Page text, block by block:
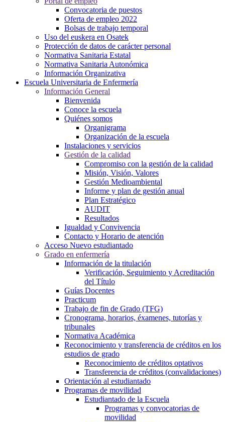
Convocatoria de puestos
Oferta de empleo 2022
Bolsas de trabajo temporal
Uso del euskera en Osatek
Protección de datos de carácter personal
Normativa Sanitaria Estatal
Normativa Sanitaria Autonómica
Información Organizativa
Escuela Universitaria de Enfermería
Información General
Bienvenida
Conoce la escuela
Quiénes somos
Organigrama
Organización de la escuela
Instalaciones y servicios
Gestión de la calidad
Compromiso con la gestión de la calidad
Misión, Visión, Valores
Gestión Medioambiental
Informe y plan de gestión anual
Plan Estratégico
AUDIT
Resultados
Igualdad y Convivencia
Contacto y Horario de atención
Acceso Nuevo estudiantado
Grado en enfermería
Información de la titulación
Verificación, Seguimiento y Acreditación
del Título
Guías Docentes
Practicum
Trabajo de fin de Grado (TFG)
Cronograma, horarios, éxamenes, tutorías y
tribunales
Normativa Académica
Reconocimiento y transferencia de créditos en los
estudios de grado
Reconocimiento de créditos optativos
Transferencia de créditos (convalidaciones)
Orientación al estudiantado
Programas de movilidad
Estudiantado de la Escuela
Programas y convocatorias de
movilidad